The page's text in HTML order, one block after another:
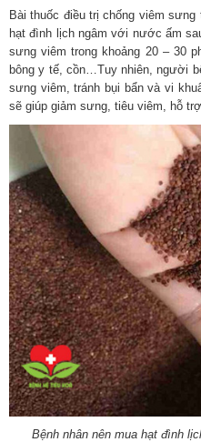
Bài thuốc điều trị chống viêm
hạt đình lịch ngâm với nước ấm
sưng viêm trong khoảng 20 – 30
bông y tế, cồn…Tuy nhiên, người
sưng viêm, tránh bụi bẩn và vi
sẽ giúp giảm sưng, tiêu viêm, hỗ
Bệnh nhân nên mua hạt đình